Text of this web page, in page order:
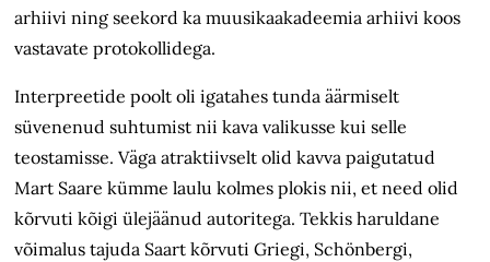
arhiivi ning seekord ka muusikaakadeemia arhiivi koos
vastavate protokollidega.
Interpreetide poolt oli igatahes tunda äärmiselt
süvenenud suhtumist nii kava valikusse kui selle
teostamisse. Väga atraktiivselt olid kavva paigutatud
Mart Saare kümme laulu kolmes plokis nii, et need olid
kõrvuti kõigi ülejäänud autoritega. Tekkis haruldane
võimalus tajuda Saart kõrvuti Griegi, Schönbergi,